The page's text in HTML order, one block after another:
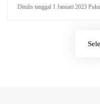
Ditulis tanggal 1 Januari 2023